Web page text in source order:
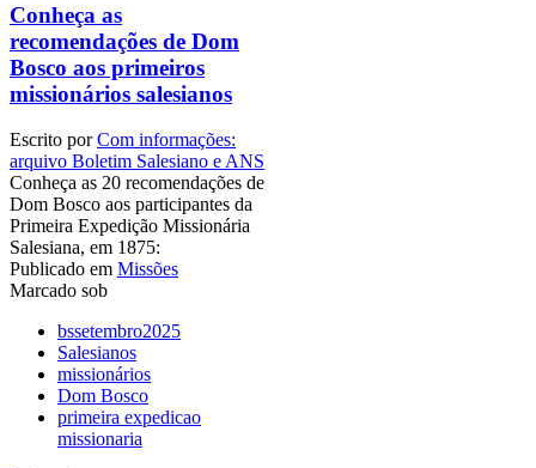
Conheça as
recomendações de Dom
Bosco aos primeiros
missionários salesianos
Escrito porCom informações:
arquivo Boletim Salesiano e ANS
Conheça as 20 recomendações de
Dom Bosco aos participantes da
Primeira Expedição Missionária
Salesiana, em 1875:
Publicado em Missões
Marcado sob
bssetembro2025
Salesianos
missionários
Dom Bosco
primeira expedicao
missionaria